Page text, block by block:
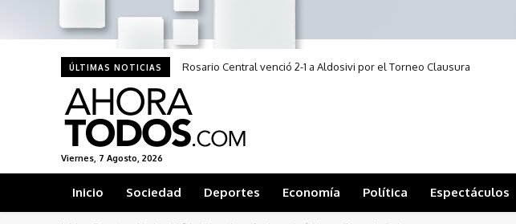
ÚLTIMAS NOTICIAS Rosario Central venció 2-1 a Aldosivi por el Torneo Clausura
Viernes, 7 Agosto, 2026
Inicio Sociedad Deportes Economía Política Espectáculos